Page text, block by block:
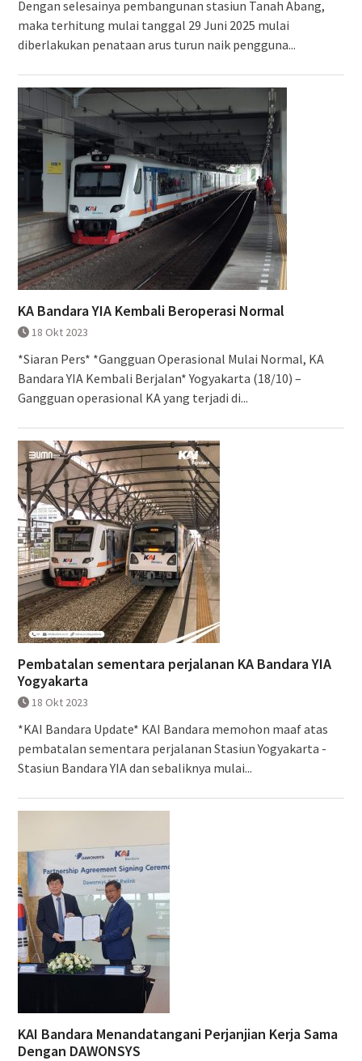
Dengan selesainya pembangunan stasiun Tanah Abang,
maka terhitung mulai tanggal 29 Juni 2025 mulai
diberlakukan penataan arus turun naik pengguna...
KA Bandara YIA Kembali Beroperasi Normal
18 Okt 2023
*Siaran Pers* *Gangguan Operasional Mulai Normal, KA
Bandara YIA Kembali Berjalan* Yogyakarta (18/10) –
Gangguan operasional KA yang terjadi di...
Pembatalan sementara perjalanan KA Bandara YIA
Yogyakarta
18 Okt 2023
*KAI Bandara Update* KAI Bandara memohon maaf atas
pembatalan sementara perjalanan Stasiun Yogyakarta -
Stasiun Bandara YIA dan sebaliknya mulai...
KAI Bandara Menandatangani Perjanjian Kerja Sama
Dengan DAWONSYS